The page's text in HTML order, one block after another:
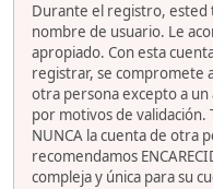
Durante el registro, ested
nombre de usuario. Le
apropiado. Con esta
registrar, se compromete
otra persona excepto a
por motivos de validación.
NUNCA la cuenta de otra
recomendamos
compleja y única para su